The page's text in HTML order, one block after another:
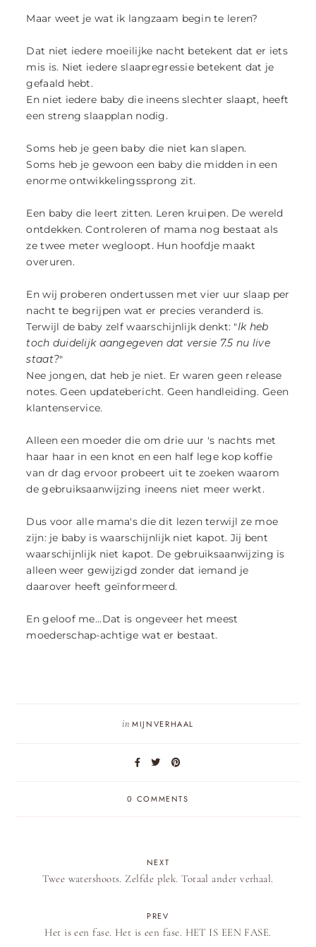
Maar weet je wat ik langzaam begin te leren?
Dat niet iedere moeilijke nacht betekent dat er iets
mis is. Niet iedere slaapregressie betekent dat je
gefaald hebt.
En niet iedere baby die ineens slechter slaapt, heeft
een streng slaapplan nodig.
Soms heb je geen baby die niet kan slapen.
Soms heb je gewoon een baby die midden in een
enorme ontwikkelingssprong zit.
Een baby die leert zitten. Leren kruipen. De wereld
ontdekken. Controleren of mama nog bestaat als
ze twee meter wegloopt. Hun hoofdje maakt
overuren.
En wij proberen ondertussen met vier uur slaap per
nacht te begrijpen wat er precies veranderd is.
Terwijl de baby zelf waarschijnlijk denkt: "Ik heb
toch duidelijk aangegeven dat versie 7.5 nu live
staat?"
Nee jongen, dat heb je niet. Er waren geen release
notes. Geen updatebericht. Geen handleiding. Geen
klantenservice.
Alleen een moeder die om drie uur 's nachts met
haar haar in een knot en een half lege kop koffie
van dr dag ervoor probeert uit te zoeken waarom
de gebruiksaanwijzing ineens niet meer werkt.
Dus voor alle mama's die dit lezen terwijl ze moe
zijn: je baby is waarschijnlijk niet kapot. Jij bent
waarschijnlijk niet kapot. De gebruiksaanwijzing is
alleen weer gewijzigd zonder dat iemand je
daarover heeft geïnformeerd.
En geloof me...Dat is ongeveer het meest
moederschap-achtige wat er bestaat.
in MIJNVERHAAL
0 COMMENTS
NEXT
Twee watershoots. Zelfde plek. Totaal ander verhaal.
PREV
Het is een fase. Het is een fase. HET IS EEN FASE.